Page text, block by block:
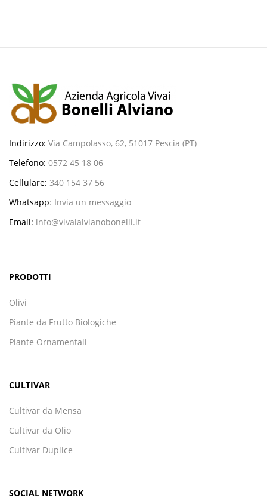
Indirizzo: Via Campolasso, 62, 51017 Pescia (PT)
Telefono: 0572 45 18 06
Cellulare: 340 154 37 56
Whatsapp: Invia un messaggio
Email: info@vivaialvianobonelli.it
PRODOTTI
Olivi
Piante da Frutto Biologiche
Piante Ornamentali
CULTIVAR
Cultivar da Mensa
Cultivar da Olio
Cultivar Duplice
SOCIAL NETWORK